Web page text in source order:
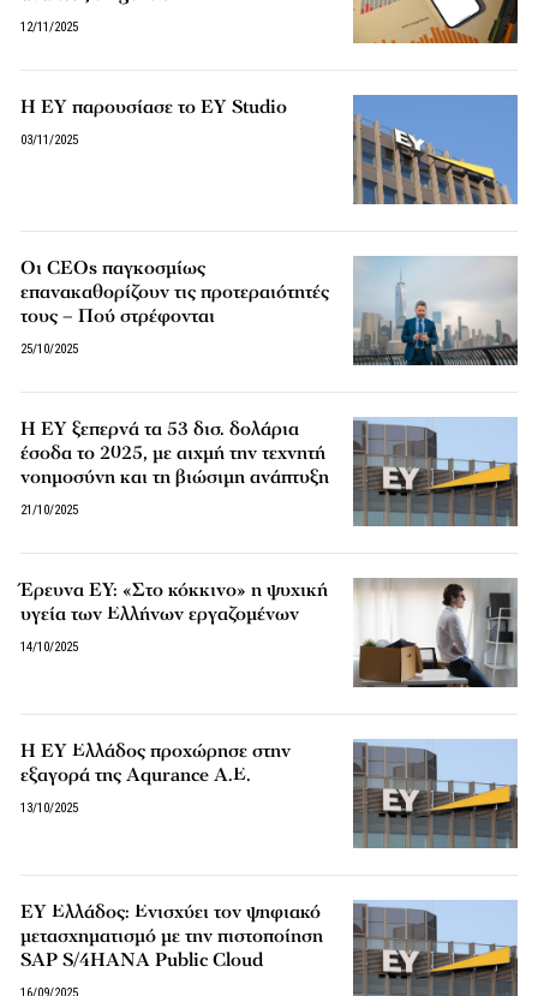
12/11/2025
Η EY παρουσίασε το EY Studio
03/11/2025
Οι CEOs παγκοσμίως
επανακαθορίζουν τις προτεραιότητές
τους – Πού στρέφονται
25/10/2025
Η EY ξεπερνά τα 53 δισ. δολάρια
έσοδα το 2025, με αιχμή την τεχνητή
νοημοσύνη και τη βιώσιμη ανάπτυξη
21/10/2025
Έρευνα EY: «Στο κόκκινο» η ψυχική
υγεία των Ελλήνων εργαζομένων
14/10/2025
Η EY Ελλάδος προχώρησε στην
εξαγορά της Aqurance Α.Ε.
13/10/2025
EY Ελλάδος: Ενισχύει τον ψηφιακό
μετασχηματισμό με την πιστοποίηση
SAP S/4HANA Public Cloud